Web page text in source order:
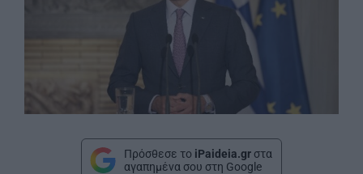
Πρόσθεσε το iPaideia.gr στα
αγαπημένα σου στη Google